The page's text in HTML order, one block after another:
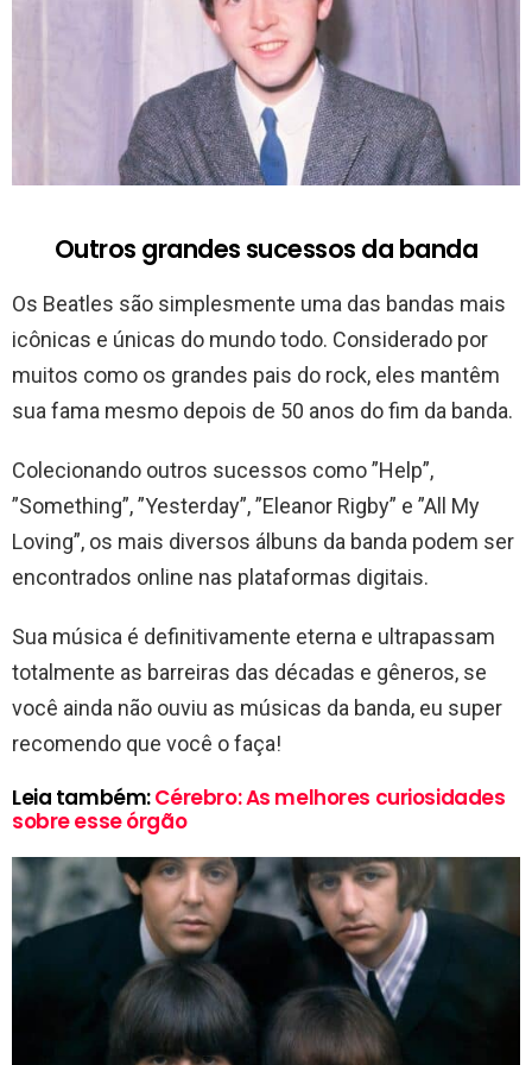
Outros grandes sucessos da banda
Os Beatles são simplesmente uma das bandas mais
icônicas e únicas do mundo todo. Considerado por
muitos como os grandes pais do rock, eles mantêm
sua fama mesmo depois de 50 anos do fim da banda.
Colecionando outros sucessos como ”Help”,
”Something”, ”Yesterday”, ”Eleanor Rigby” e ”All My
Loving”, os mais diversos álbuns da banda podem ser
encontrados online nas plataformas digitais.
Sua música é definitivamente eterna e ultrapassam
totalmente as barreiras das décadas e gêneros, se
você ainda não ouviu as músicas da banda, eu super
recomendo que você o faça!
Leia também:Cérebro: As melhores curiosidades
sobre esse órgão